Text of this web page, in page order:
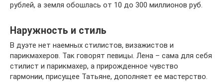
рублей, а земля обошлась от 10 до 300 миллионов руб.
Наружность и стиль
В дуэте нет наемных стилистов, визажистов и
парикмахеров. Так говорят певицы. Лена – сама для себя
стилист и парикмахер, а прирожденное чувство
гармонии, присущее Татьяне, дополняет ее мастерство.